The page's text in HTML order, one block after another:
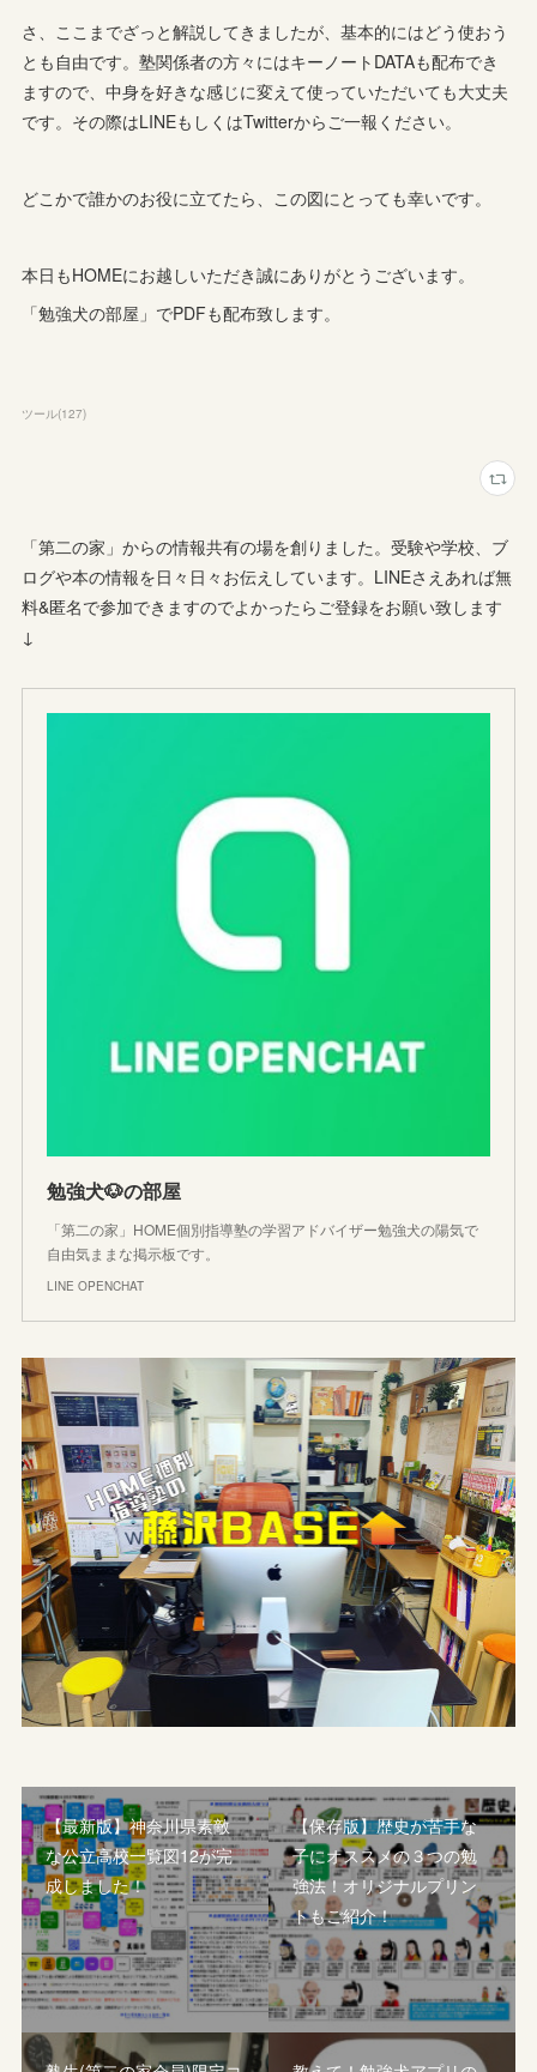
さ、ここまでざっと解説してきましたが、基本的にはどう使おう
とも自由です。塾関係者の方々にはキーノートDATAも配布でき
ますので、中身を好きな感じに変えて使っていただいても大丈夫
です。その際はLINEもしくはTwitterからご一報ください。
どこかで誰かのお役に立てたら、この図にとっても幸いです。
本日もHOMEにお越しいただき誠にありがとうございます。
「勉強犬の部屋」でPDFも配布致します。
ツール(127)
「第二の家」からの情報共有の場を創りました。受験や学校、ブ
ログや本の情報を日々日々お伝えしています。LINEさえあれば無
料&匿名で参加できますのでよかったらご登録をお願い致します
↓
勉強犬🐶の部屋
「第二の家」HOME個別指導塾の学習アドバイザー勉強犬の陽気で
自由気ままな掲示板です。
LINE OPENCHAT
【最新版】神奈川県素敵
な公立高校一覧図12が完
成しました！
【保存版】歴史が苦手な
子にオススメの３つの勉
強法！オリジナルプリン
トもご紹介！